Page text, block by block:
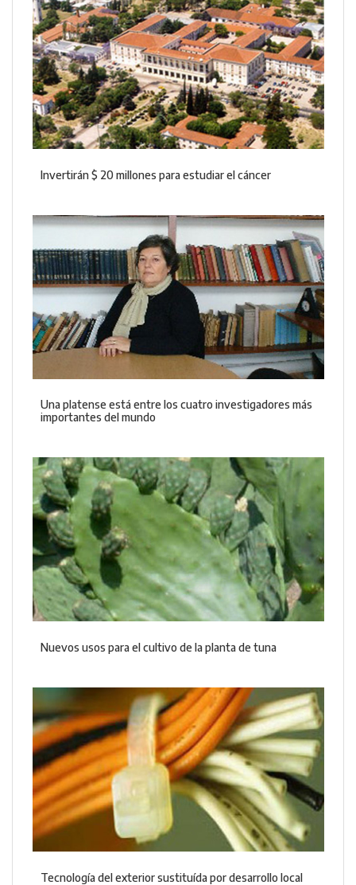
Invertirán $ 20 millones para estudiar el cáncer
Una platense está entre los cuatro investigadores más
importantes del mundo
Nuevos usos para el cultivo de la planta de tuna
Tecnología del exterior sustituída por desarrollo local